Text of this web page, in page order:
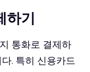
하기
통화로 결제하
. 특히 신용카드